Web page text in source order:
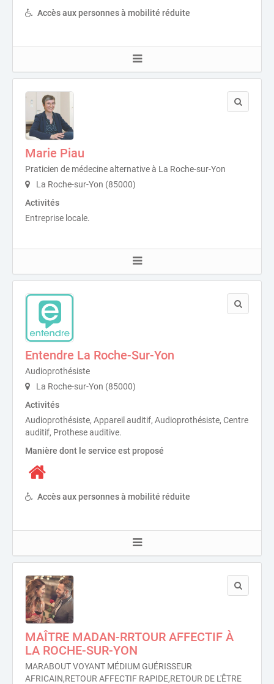
Accès aux personnes à mobilité réduite
Marie Piau
Praticien de médecine alternative à La Roche-sur-Yon
La Roche-sur-Yon (85000)
Activités
Entreprise locale.
Entendre La Roche-Sur-Yon
Audioprothésiste
La Roche-sur-Yon (85000)
Activités
Audioprothésiste, Appareil auditif, Audioprothésiste, Centre
auditif, Prothese auditive.
Manière dont le service est proposé
Accès aux personnes à mobilité réduite
MAÎTRE MADAN-RRTOUR AFFECTIF À
LA ROCHE-SUR-YON
MARABOUT VOYANT MÉDIUM GUÉRISSEUR
AFRICAIN,RETOUR AFFECTIF RAPIDE,RETOUR DE L'ÊTRE